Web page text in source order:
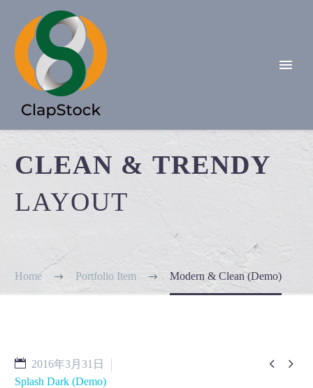
CLEAN & TRENDY
LAYOUT
Home Portfolio Item Modern & Clean (Demo)
 
2016年3月31日
Splash Dark (Demo)